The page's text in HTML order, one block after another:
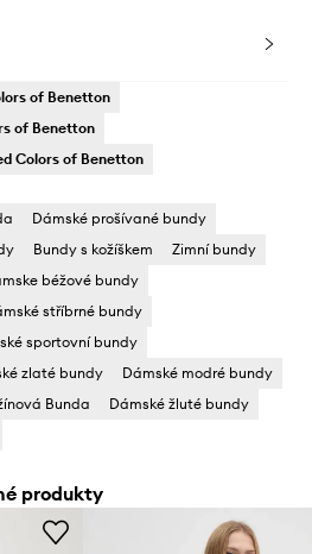
of Benetton
of Benetton
Colors of Benetton
Dámské prošívané bundy
Bundy s kožíškem
Zimní bundy
béžové bundy
stříbrné bundy
sportovní bundy
zlaté bundy
Dámské modré bundy
Bunda
Dámské žluté bundy
produkty